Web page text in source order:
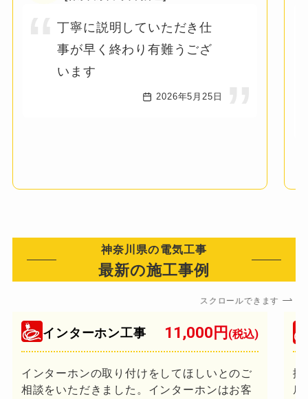
丁寧に説明していただき仕
事が早く終わり有難うござ
います
2026年5月25日
神奈川県の電気工事
最新の施工事例
スクロールできます
インターホン工事 11,000円 (税込)
インターホンの取り付けをしてほしいとのご
相談をいただきました。インターホンはお客
換
扇